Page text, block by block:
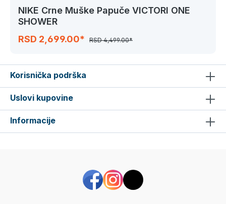
NIKE Crne Muške Papuče VICTORI ONE
SHOWER
RSD 2,699.00*
RSD 4,499.00*
Korisnička podrška
Uslovi kupovine
Informacije